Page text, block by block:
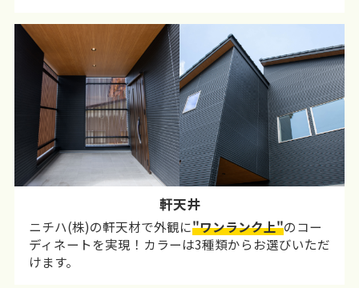
軒天井
ニチハ(株)の軒天材で外観に"ワンランク上"のコー
ディネートを実現！カラーは3種類からお選びいただ
けます。